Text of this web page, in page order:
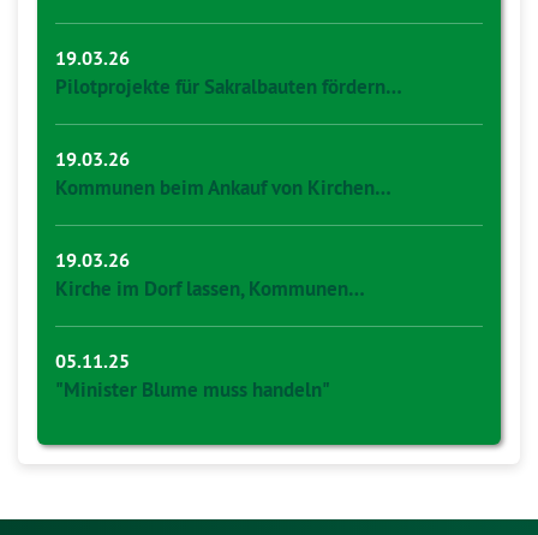
19.03.26
Pilotprojekte für Sakralbauten fördern…
19.03.26
Kommunen beim Ankauf von Kirchen…
19.03.26
Kirche im Dorf lassen, Kommunen…
05.11.25
"Minister Blume muss handeln"